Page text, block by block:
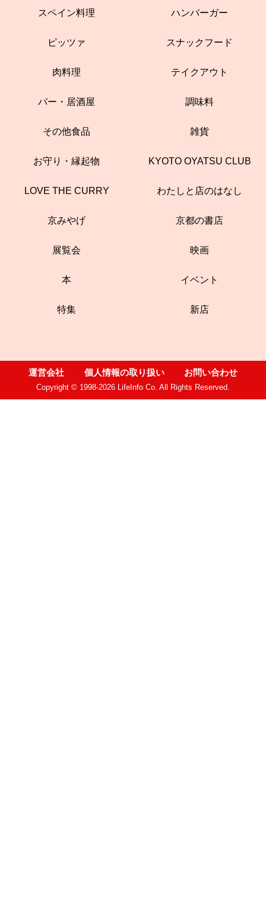
スペイン料理 ハンバーガー
ピッツァ スナックフード
肉料理 テイクアウト
バー・居酒屋 調味料
その他食品 雑貨
お守り・縁起物 KYOTO OYATSU CLUB
LOVE THE CURRY わたしと店のはなし
京みやげ 京都の書店
展覧会 映画
本 イベント
特集 新店
運営会社 個人情報の取り扱い お問い合わせ
Copyright © 1998-2026 LifeInfo Co. All Rights Reserved.